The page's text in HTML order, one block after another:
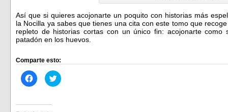
Así que si quieres acojonarte un poquito con historias más
la Nocilla ya sabes que tienes una cita con este tomo que
repleto de historias cortas con un único fin: acojonarte
patadón en los huevos.
Comparte esto:
Haz
clic
Facebook
Haz
clic